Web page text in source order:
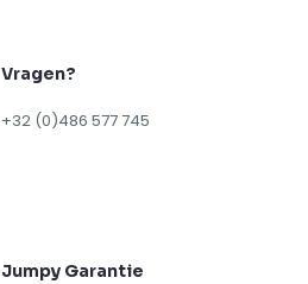
Vragen?
+32 (0)486 577 745
Jumpy Garantie